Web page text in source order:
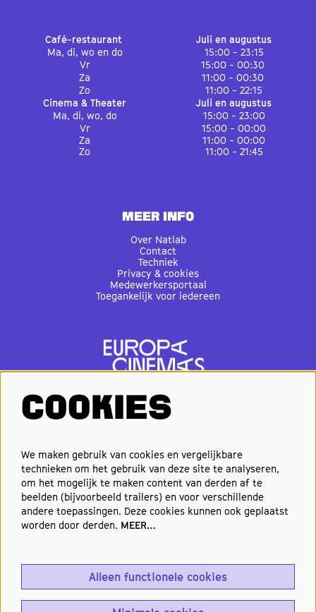
Café-restaurant
Juli en augustus
Ma, di, wo en do
15:00 - 23:15
Vr
15:00 - 00:30
Za
11:00 - 00:30
Zo
11:00 - 22:15
Cinema & Theater
Juli en augustus
Ma, di, wo, do
15:00 - 23:00
Vr
15:00 - 00:00
Za
11:00 - 00:00
Zo
11:00 - 21:45
MEER INFO
Over Natlab
Contact
Techniek
Privacy & cookies
Medewerkersportaal
Toegankelijk voor iedereen
Elke week de beste films en
nieuwste premières in je inbox?
Schrijf je in voor onze nieuwsbrief!
Aanmelden
COOKIES
We maken gebruik van cookies en vergelijkbare
technieken om het gebruik van deze site te analyseren,
om het mogelijk te maken content van derden af te
beelden (bijvoorbeeld trailers) en voor verschillende
andere toepassingen. Deze cookies kunnen ook geplaatst
worden door derden. MEER…
Alleen functionele cookies